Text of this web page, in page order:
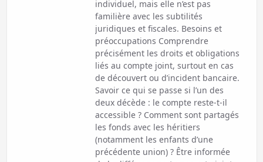
individuel, mais elle n’est pas
familière avec les subtilités
juridiques et fiscales. Besoins et
préoccupations Comprendre
précisément les droits et obligations
liés au compte joint, surtout en cas
de découvert ou d’incident bancaire.
Savoir ce qui se passe si l’un des
deux décède : le compte reste-t-il
accessible ? Comment sont partagés
les fonds avec les héritiers
(notamment les enfants d’une
précédente union) ? Être informée